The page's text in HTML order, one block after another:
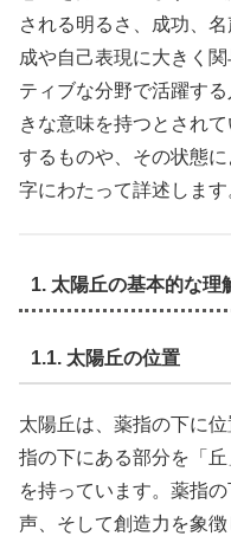
される明るさ、成功、
成や自己表現に大きく
ティブな分野で活躍す
きな意味を持つとされ
するものや、その状態
字にわたって詳述します
1. 太陽丘の基本的な理
1.1. 太陽丘の位置
太陽丘は、薬指の下に
指の下にある部分を「
を持っています。薬指
声、そして創造力を象